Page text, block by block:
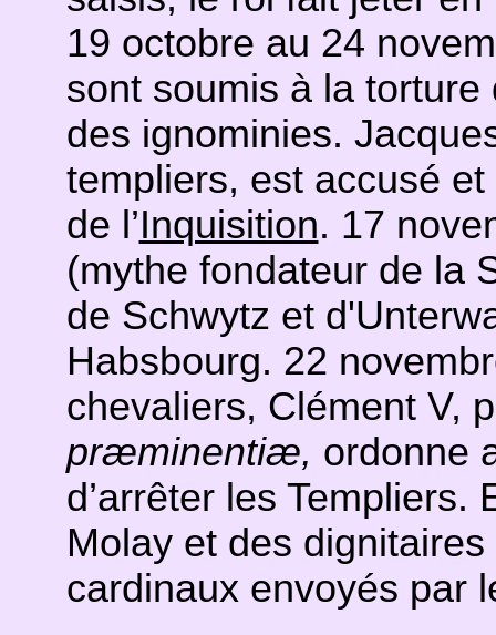
19 octobre au 24
sont soumis à la
des ignominies.
templiers, est accusé
de l’Inquisition. 17
(mythe fondateur de la
de Schwytz et
Habsbourg. 22
chevaliers, Clément V,
præminentiæ, ordonne
d’arrêter les
Molay et des
cardinaux envoyés par